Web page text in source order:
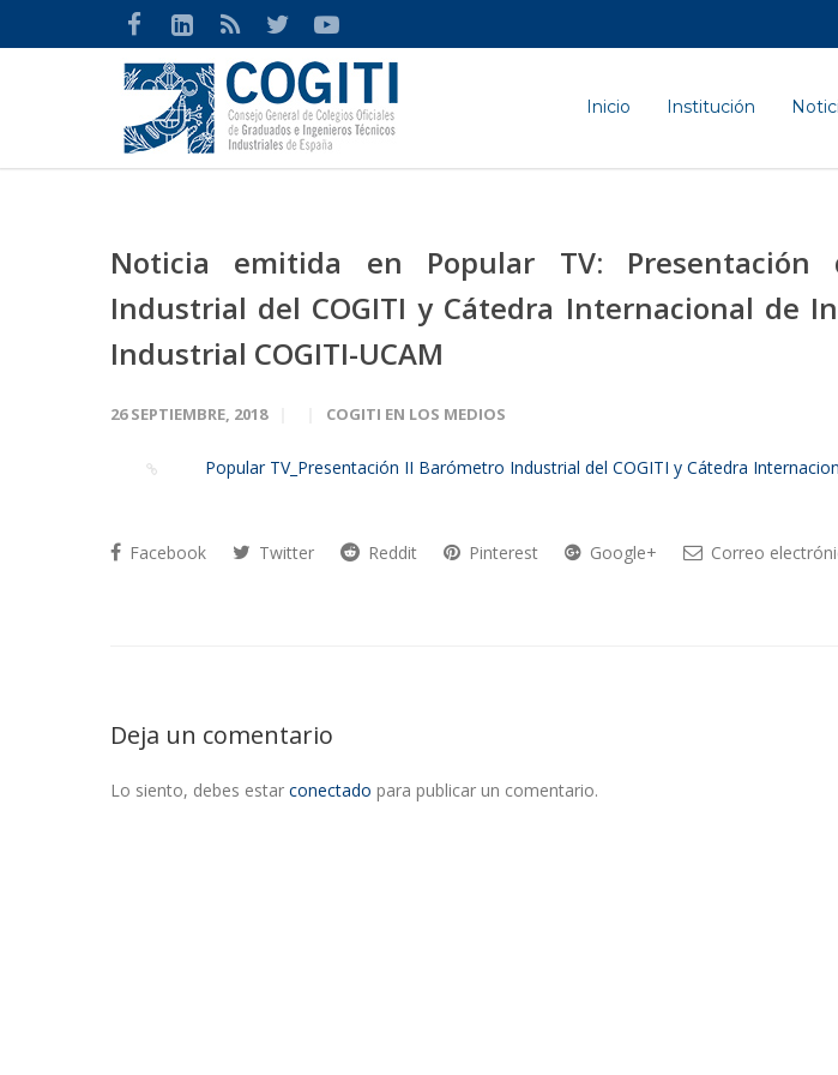
Inicio Institución
Noticia emitida en Popular TV: Presentación
Industrial del COGITI y Cátedra Internacional de
Industrial COGITI-UCAM
26 SEPTIEMBRE, 2018 COGITI EN LOS MEDIOS
Popular TV_Presentación II Barómetro Industrial del COGITI y Cátedra
Facebook Twitter Reddit Pinterest Google+ Correo
Deja un comentario
Lo siento, debes estar conectado para publicar un comentario.